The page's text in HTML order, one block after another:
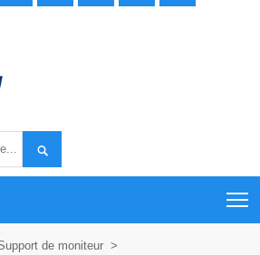

de moniteur >